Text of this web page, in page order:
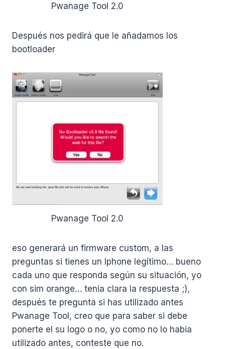
Pwanage Tool 2.0
Después nos pedirá que le añadamos los
bootloader
Pwanage Tool 2.0
eso generará un firmware custom, a las
preguntas si tienes un Iphone legítimo… bueno
cada uno que responda según su situación, yo
con sim orange… tenia clara la respuesta ;),
después te pregunta si has utilizado antes
Pwanage Tool, creo que para saber si debe
ponerte el su logo o no, yo como no lo habia
utilizado antes, conteste que no.